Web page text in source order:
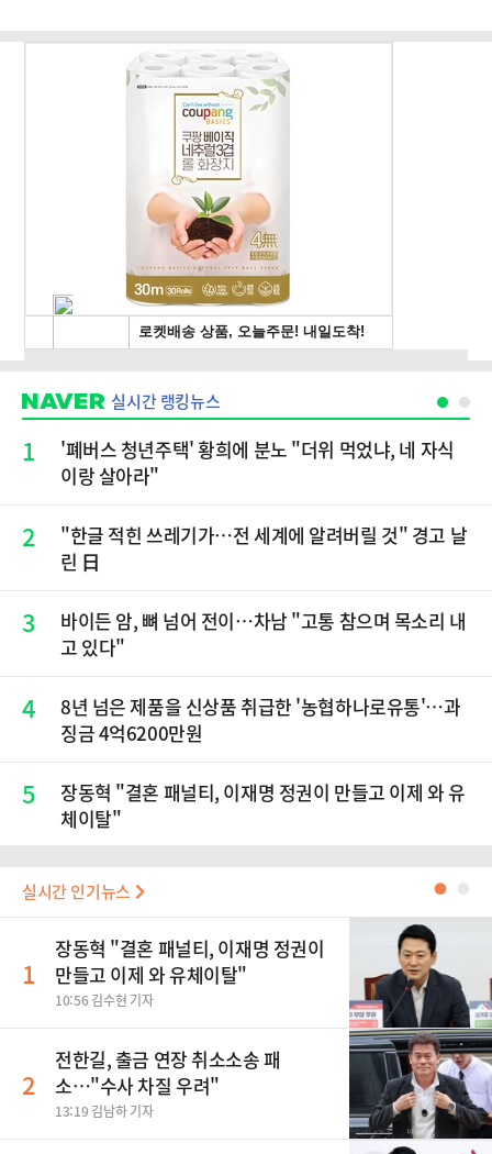
실시간 랭킹뉴스
1
'폐버스 청년주택' 황희에 분노 "더위 먹었냐, 네 자식
이랑 살아라"
2
"한글 적힌 쓰레기가…전 세계에 알려버릴 것" 경고 날
린 日
3
바이든 암, 뼈 넘어 전이…차남 "고통 참으며 목소리 내
고 있다"
4
8년 넘은 제품을 신상품 취급한 '농협하나로유통'…과
징금 4억6200만원
5
장동혁 "결혼 패널티, 이재명 정권이 만들고 이제 와 유
체이탈"
실시간 인기뉴스 ●
1
장동혁 "결혼 패널티, 이재명 정권이
만들고 이제 와 유체이탈"
10:56 김수현 기자
2
전한길, 출금 연장 취소소송 패
소…"수사 차질 우려"
13:19 김남하 기자